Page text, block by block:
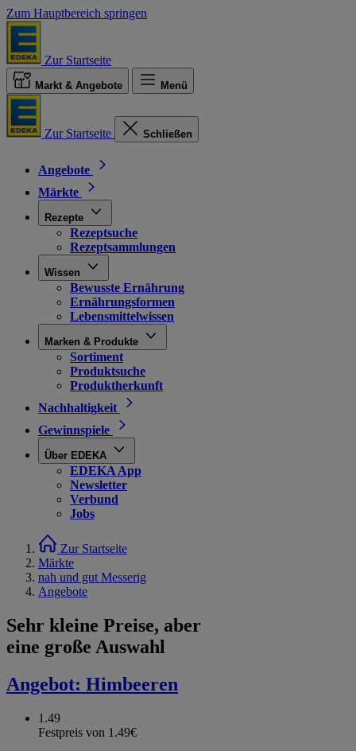
Zum Hauptbereich springen
Zur Startseite
Markt & Angebote Menü
Zur Startseite Schließen
Angebote
Märkte
Rezepte
Rezeptsuche
Rezeptsammlungen
Wissen
Bewusste Ernährung
Ernährungsformen
Lebensmittelwissen
Marken & Produkte
Sortiment
Produktsuche
Produktherkunft
Nachhaltigkeit
Gewinnspiele
Über EDEKA
EDEKA App
Newsletter
Verbund
Jobs
Zur Startseite
Märkte
nah und gut Messerig
Angebote
Sehr kleine Preise, aber
eine große Auswahl
Angebot: Himbeeren
1.49
Festpreis von 1.49€